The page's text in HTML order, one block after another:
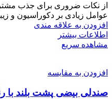
از نکات ضروری برای جذب
عوامل زیادی بر دکوراسیون و
افزودن به علاقه مندی
اطلاعات بیشتر
مشاهده سریع
افزودن به مقایسه
صندلی بیضی پشت بلند با